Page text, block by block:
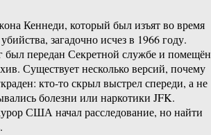
Кеннеди, который был изъят во время
загадочно исчез в 1966 году.
был передан Секретной службе и помещён
Существует несколько версий, почему
кто-то скрыл выстрел спереди, а не
болезни или наркотики JFK.
США начал расследование, но найти